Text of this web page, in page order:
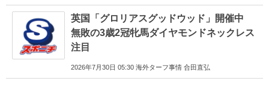
英国「グロリアスグッドウッド」開催中
無敗の3歳2冠牝馬ダイヤモンドネックレス
注目
2026年7月30日 05:30 海外ターフ事情 合田直弘